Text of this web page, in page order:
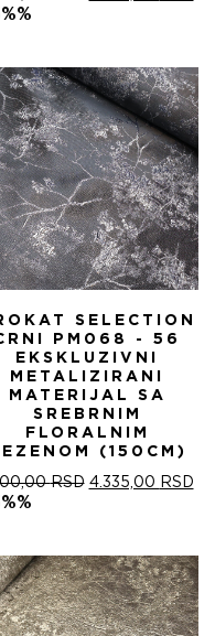
5.100,00 RSD.
SELECTION
PM068 - 56
EKSKLUZIVNI
METALIZIRANI
MATERIJAL SA
SREBRNIM
FLORALNIM
(150CM)
RSD ОРИГИНАЛНА
5.100,00 RSD.
4.335,00 RSD